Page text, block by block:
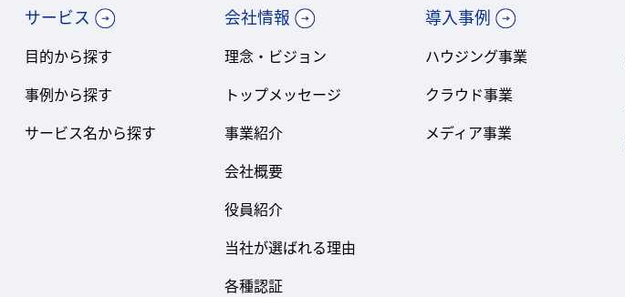
サービス
目的から探す
事例から探す
サービス名から探す
会社情報
理念・ビジョン
トップメッセージ
事業紹介
会社概要
役員紹介
当社が選ばれる理由
各種認証
導入事例
ハウジング事業
クラウド事業
メディア事業